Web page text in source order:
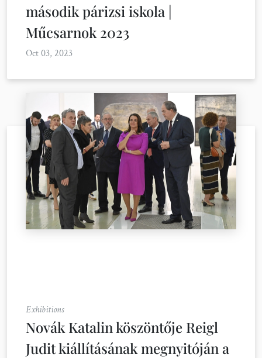
második párizsi iskola |
Műcsarnok 2023
Oct 03, 2023
Exhibitions
Novák Katalin köszöntője Reigl
Judit kiállításának megnyitóján a